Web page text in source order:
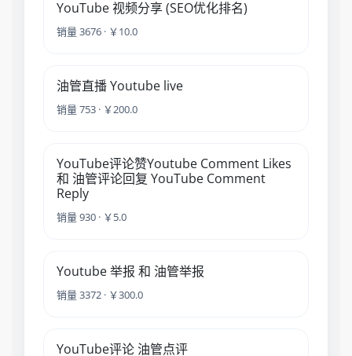
YouTube 视频分享 (SEO优化排名)
销量 3676 · ￥10.0
油管直播 Youtube live
销量 753 · ￥200.0
YouTube评论赞Youtube Comment Likes
和 油管评论回复 YouTube Comment
Reply
销量 930 · ￥5.0
Youtube 举报 和 油管举报
销量 3372 · ￥300.0
YouTube评论 油管点评